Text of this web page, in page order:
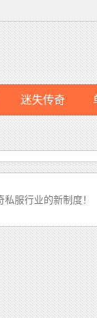
迷失传奇
服行业的新制度！